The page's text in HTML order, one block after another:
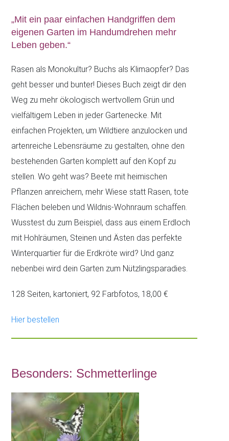
„Mit ein paar einfachen Handgriffen dem
eigenen Garten im Handumdrehen mehr
Leben geben.“
Rasen als Monokultur? Buchs als Klimaopfer? Das
geht besser und bunter! Dieses Buch zeigt dir den
Weg zu mehr ökologisch wertvollem Grün und
vielfältigem Leben in jeder Gartenecke. Mit
einfachen Projekten, um Wildtiere anzulocken und
artenreiche Lebensräume zu gestalten, ohne den
bestehenden Garten komplett auf den Kopf zu
stellen. Wo geht was? Beete mit heimischen
Pflanzen anreichern, mehr Wiese statt Rasen, tote
Flächen beleben und Wildnis-Wohnraum schaffen.
Wusstest du zum Beispiel, dass aus einem Erdloch
mit Hohlräumen, Steinen und Ästen das perfekte
Winterquartier für die Erdkröte wird? Und ganz
nebenbei wird dein Garten zum Nützlingsparadies.
128 Seiten, kartoniert, 92 Farbfotos, 18,00 €
Hier bestellen
Besonders: Schmetterlinge